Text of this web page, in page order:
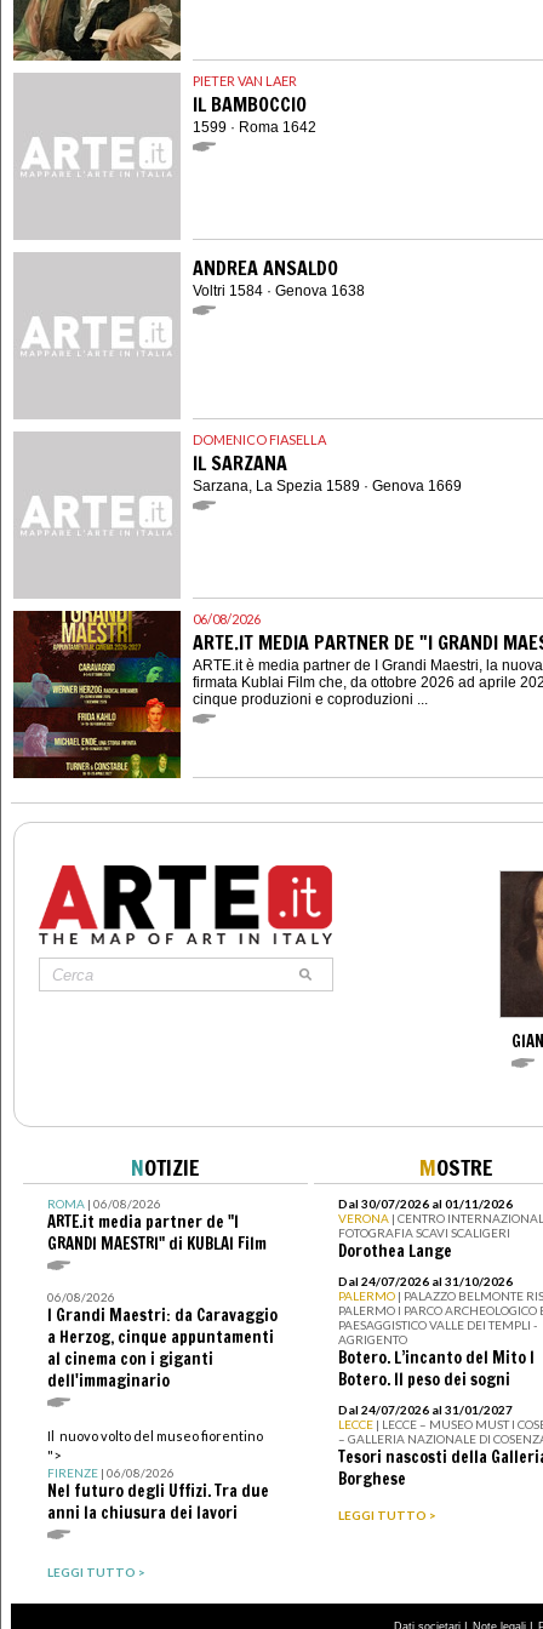
PIETER VAN LAER
IL BAMBOCCIO
1599 · Roma 1642
ANDREA ANSALDO
Voltri 1584 · Genova 1638
DOMENICO FIASELLA
IL SARZANA
Sarzana, La Spezia 1589 · Genova 1669
06/08/2026
ARTE.IT MEDIA PARTNER DE "I GRANDI
ARTE.it è media partner de I Grandi Maestri, la
firmata Kublai Film che, da ottobre 2026 ad aprile
cinque produzioni e coproduzioni ...
NOTIZIE
ROMA| 06/08/2026
ARTE.it media partner de "I
GRANDI MAESTRI" di KUBLAI Film
06/08/2026
I Grandi Maestri: da Caravaggio
a Herzog, cinque appuntamenti
al cinema con i giganti
dell'immaginario
Il nuovo volto del museo fiorentino
">
FIRENZE| 06/08/2026
Nel futuro degli Uffizi. Tra due
anni la chiusura dei lavori
LEGGI TUTTO >
MOSTRE
Dal 30/07/2026 al 01/11/2026
VERONA | CENTRO
FOTOGRAFIA SCAVI SCALIGERI
Dorothea Lange
Dal 24/07/2026 al 31/10/2026
PALERMO | PALAZZO BELMONTE
PALERMO I PARCO ARCHEOLOGICO
PAESAGGISTICO VALLE DEI TEMPLI -
AGRIGENTO
Botero. L’incanto del Mito I
Botero. Il peso dei sogni
Dal 24/07/2026 al 31/01/2027
LECCE | LECCE – MUSEO MUST I
– GALLERIA NAZIONALE DI
Tesori nascosti della
Borghese
LEGGI TUTTO >
| |